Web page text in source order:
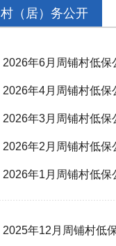
村（居）务公开
2026年6月周铺村低保
2026年4月周铺村低保
2026年3月周铺村低保
2026年2月周铺村低保
2026年1月周铺村低保
2025年12月周铺村低